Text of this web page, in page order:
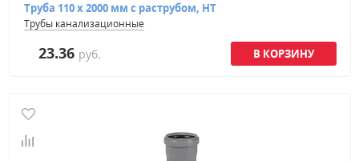
Труба 110 х 2000 мм с раструбом, HT
Трубы канализационные
23.36 руб.